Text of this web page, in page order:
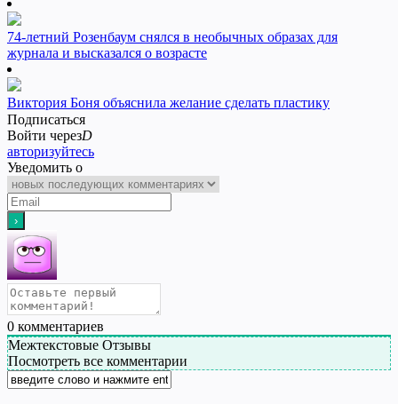
74-летний Розенбаум снялся в необычных образах для
журнала и высказался о возрасте
Виктория Боня объяснила желание сделать пластику
Подписаться
Войти черезD
авторизуйтесь
Уведомить о
0 комментариев
Межтекстовые Отзывы
Посмотреть все комментарии